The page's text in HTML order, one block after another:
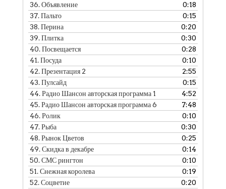
36.Объявление
0:18
37.Пальто
0:15
38.Перина
0:20
39.Плитка
0:30
40.Посвещается
0:28
41.Посуда
0:10
42.Презентация 2
2:55
43.Пулсайд
0:15
44.Радио Шансон авторская программа 1
4:52
45.Радио Шансон авторская программа 6
7:48
46.Ролик
0:10
47.Рыба
0:30
48.Рынок Цветов
0:25
49.Скидка в декабре
0:14
50.СМС рингтон
0:10
51.Снежная королева
0:19
52.Соцветие
0:20